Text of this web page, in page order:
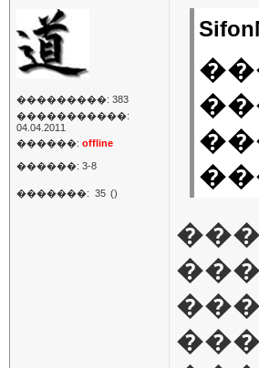
���������: 383
�����������:
04.04.2011
������: offline
������: 3-8
�������: 35 ()